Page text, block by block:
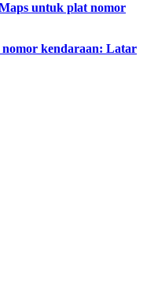
untuk plat nomor
kendaraan: Latar